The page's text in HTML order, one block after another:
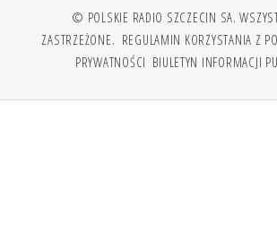
© POLSKIE RADIO SZCZECIN SA.
ZASTRZEŻONE. REGULAMIN KORZYSTANIA Z
PRYWATNOŚCI BIULETYN INFORMACJI